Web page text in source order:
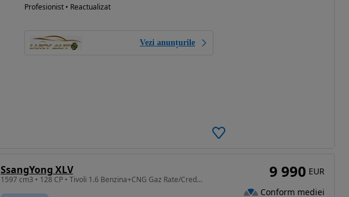
Profesionist • Reactualizat
Vezi anunțurile
SsangYong XLV
1597 cm3 • 128 CP • Tivoli 1.6 Benzina+CNG Gaz Rate/Credit Garantie Transport 9 990 EUR
Conform mediei